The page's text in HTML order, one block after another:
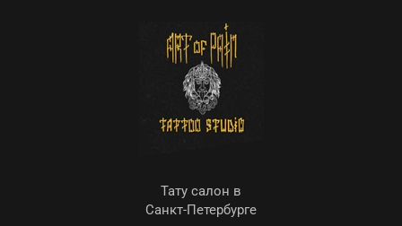
Тату салон в
Санкт-Петербурге